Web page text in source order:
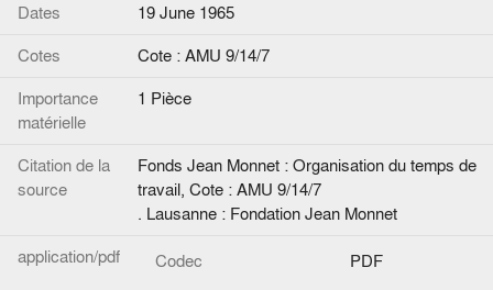
Dates
19 June 1965
Cotes
Cote : AMU 9/14/7
Importance
matérielle
1 Pièce
Citation de la
source
Fonds Jean Monnet : Organisation du temps de
travail, Cote : AMU 9/14/7
. Lausanne : Fondation Jean Monnet
application/pdf
Codec
PDF